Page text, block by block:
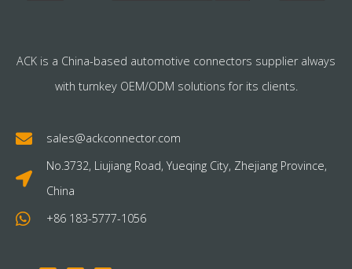
ACK is a China-based automotive connectors supplier always
with turnkey OEM/ODM solutions for its clients.
sales@ackconnector.com
No.3732, Liujiang Road, Yueqing City, Zhejiang Province,
China
+86 183-5777-1056